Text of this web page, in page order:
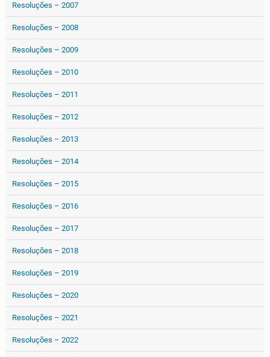
Resoluções – 2007
Resoluções – 2008
Resoluções – 2009
Resoluções – 2010
Resoluções – 2011
Resoluções – 2012
Resoluções – 2013
Resoluções – 2014
Resoluções – 2015
Resoluções – 2016
Resoluções – 2017
Resoluções – 2018
Resoluções – 2019
Resoluções – 2020
Resoluções – 2021
Resoluções – 2022